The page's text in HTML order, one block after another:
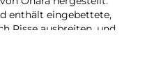
enthält eingebettete,
Risse ausbreiten, und
erreicht werden